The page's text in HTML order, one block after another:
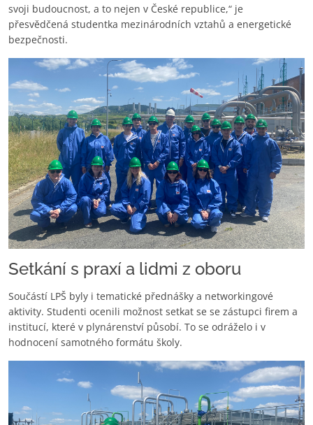
svoji budoucnost, a to nejen v České republice,“ je
přesvědčená studentka mezinárodních vztahů a energetické
bezpečnosti.
Setkání s praxí a lidmi z oboru
Součástí LPŠ byly i tematické přednášky a networkingové
aktivity. Studenti ocenili možnost setkat se se zástupci firem a
institucí, které v plynárenství působí. To se odráželo i v
hodnocení samotného formátu školy.